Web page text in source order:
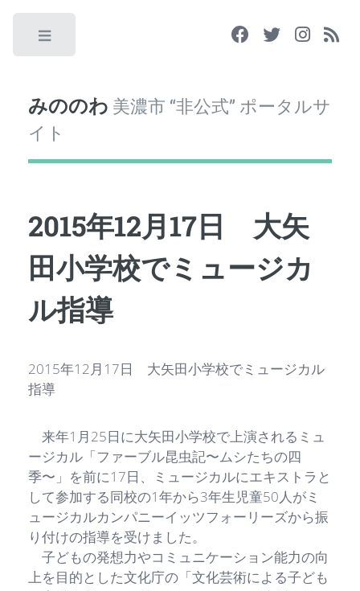
みののわ 美濃市 “非公式” ポータルサ
イト
2015年12月17日 大矢
田小学校でミュージカ
ル指導
2015年12月17日 大矢田小学校でミュージカル
指導
来年1月25日に大矢田小学校で上演されるミュ
ージカル「ファーブル昆虫記〜ムシたちの四
季〜」を前に17日、ミュージカルにエキストラと
して参加する同校の1年から3年生児童50人がミ
ュージカルカンパニーイッツフォーリーズから振
り付けの指導を受けました。
子どもの発想力やコミュニケーション能力の向
上を目的とした文化庁の「文化芸術による子ども
Toggle